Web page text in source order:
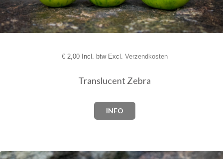
€2,00 Incl. btw Excl. Verzendkosten
Translucent Zebra
INFO